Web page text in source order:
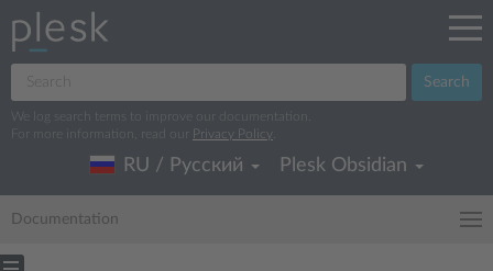
Search
We log search terms to improve our documentation.
For more information, read our
Privacy Policy
RU / Русский Plesk Obsidian
Documentation